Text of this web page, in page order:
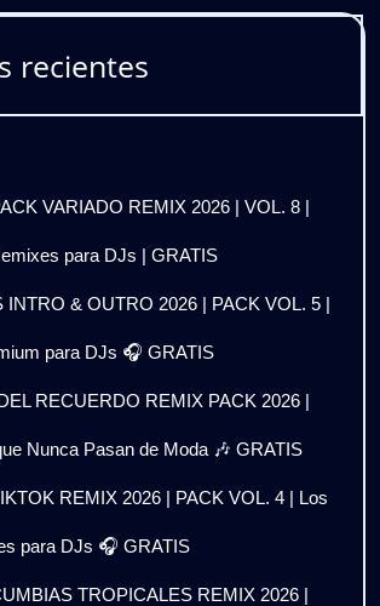
recientes
VARIADO REMIX 2026 | VOL. 8 |
para DJs | GRATIS
INTRO & OUTRO 2026 | PACK VOL. 5 |
para DJs 🎧 GRATIS
RECUERDO REMIX PACK 2026 |
Nunca Pasan de Moda 🎶 GRATIS
REMIX 2026 | PACK VOL. 4 | Los
para DJs 🎧 GRATIS
TROPICALES REMIX 2026 |